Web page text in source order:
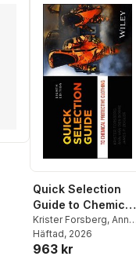
Quick Selection
Guide to Chemical
Protective
Krister Forsberg, Ann
Van den Borre
P. Zeigler
Häftad, 2026
963 kr